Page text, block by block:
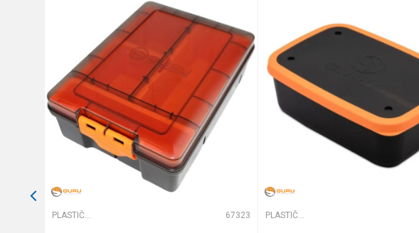
Anti-spam zaštita - izračunajte koliko je 2 + 3 :
POŠALJI
PLASTIČNE KUTIJE 67323 PLASTIČNE KUTIJE